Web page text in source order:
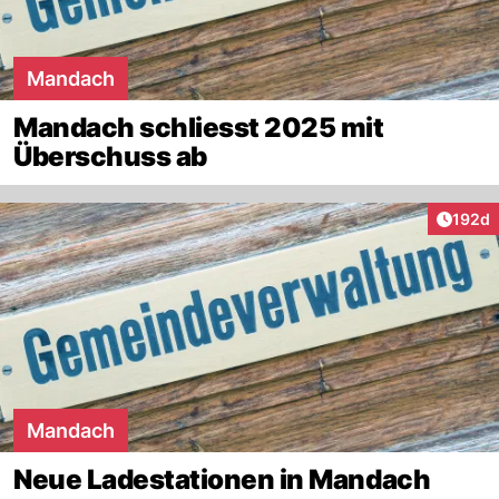
Mandach
Mandach schliesst 2025 mit
Überschuss ab
192d
Mandach
Neue Ladestationen in Mandach